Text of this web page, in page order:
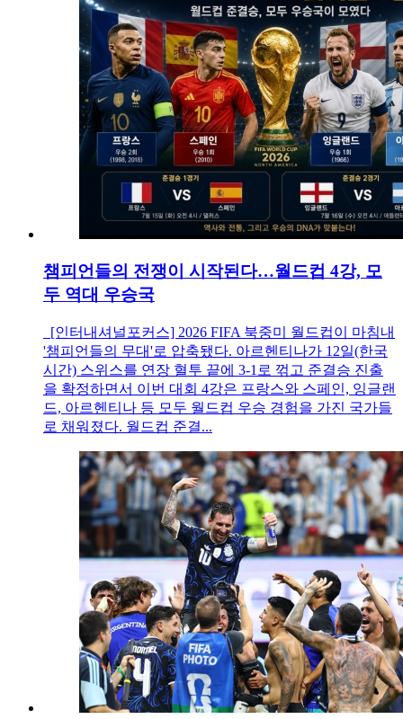
챔피언들의 전쟁이 시작된다…월드컵 4강, 모
두 역대 우승국
[인터내셔널포커스] 2026 FIFA 북중미 월드컵이 마침내
'챔피언들의 무대'로 압축됐다. 아르헨티나가 12일(한국
시간) 스위스를 연장 혈투 끝에 3-1로 꺾고 준결승 진출
을 확정하면서 이번 대회 4강은 프랑스와 스페인, 잉글랜
드, 아르헨티나 등 모두 월드컵 우승 경험을 가진 국가들
로 채워졌다. 월드컵 준결...